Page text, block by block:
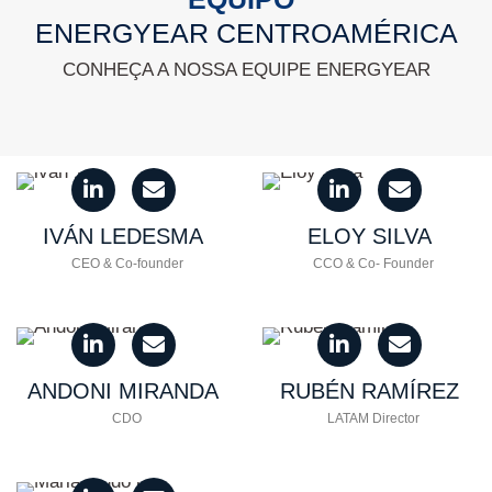
ENERGYEAR CENTROAMÉRICA
CONHEÇA A NOSSA EQUIPE ENERGYEAR
IVÁN LEDESMA
CEO & Co-founder
ELOYSILVA
CCO & Co- Founder
ANDONI MIRANDA
CDO
RUBÉN RAMÍREZ
LATAM Director